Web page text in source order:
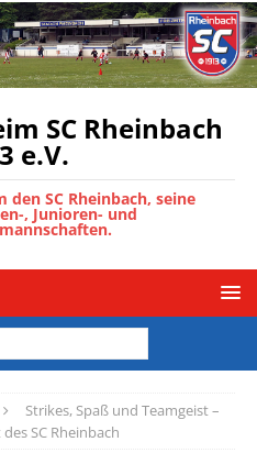
SC Rheinbach
e.V.
SC Rheinbach, seine
, Junioren- und
Strikes, Spaß und Teamgeist –
SC Rheinbach